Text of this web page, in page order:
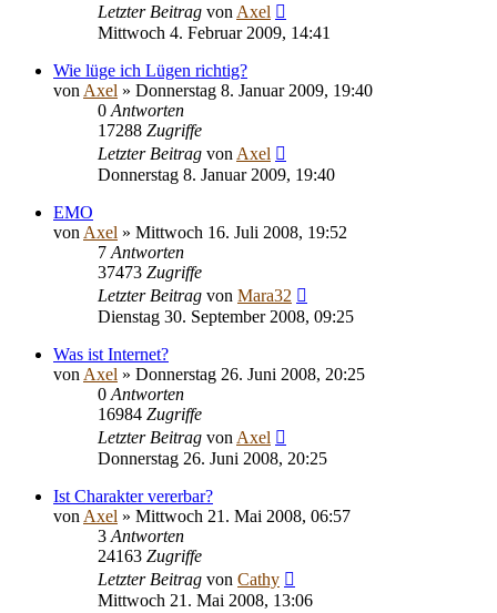
Letzter Beitrag von Axel
Mittwoch 4. Februar 2009, 14:41
Wie lüge ich Lügen richtig?
von Axel » Donnerstag 8. Januar 2009, 19:40
0 Antworten
17288 Zugriffe
Letzter Beitrag von Axel
Donnerstag 8. Januar 2009, 19:40
EMO
von Axel » Mittwoch 16. Juli 2008, 19:52
7 Antworten
37473 Zugriffe
Letzter Beitrag von Mara32
Dienstag 30. September 2008, 09:25
Was ist Internet?
von Axel » Donnerstag 26. Juni 2008, 20:25
0 Antworten
16984 Zugriffe
Letzter Beitrag von Axel
Donnerstag 26. Juni 2008, 20:25
Ist Charakter vererbar?
von Axel » Mittwoch 21. Mai 2008, 06:57
3 Antworten
24163 Zugriffe
Letzter Beitrag von Cathy
Mittwoch 21. Mai 2008, 13:06